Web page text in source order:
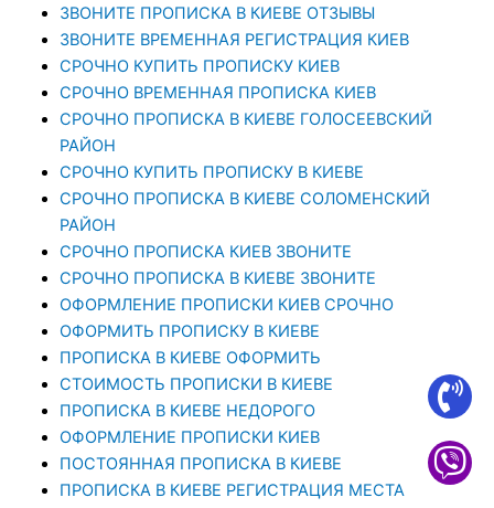
ЗВОНИТЕ ПРОПИСКА В КИЕВЕ ОТЗЫВЫ
ЗВОНИТЕ ВРЕМЕННАЯ РЕГИСТРАЦИЯ КИЕВ
СРОЧНО КУПИТЬ ПРОПИСКУ КИЕВ
СРОЧНО ВРЕМЕННАЯ ПРОПИСКА КИЕВ
СРОЧНО ПРОПИСКА В КИЕВЕ ГОЛОСЕЕВСКИЙ
РАЙОН
СРОЧНО КУПИТЬ ПРОПИСКУ В КИЕВЕ
CРОЧНО ПРОПИСКА В КИЕВЕ СОЛОМЕНСКИЙ
РАЙОН
СРОЧНО ПРОПИСКА КИЕВ ЗВОНИТЕ
СРОЧНО ПРОПИСКА В КИЕВЕ ЗВОНИТЕ
ОФОРМЛЕНИЕ ПРОПИСКИ КИЕВ СРОЧНО
ОФОРМИТЬ ПРОПИСКУ В КИЕВЕ
ПРОПИСКА В КИЕВЕ ОФОРМИТЬ
СТОИМОСТЬ ПРОПИСКИ В КИЕВЕ
ПРОПИСКА В КИЕВЕ НЕДОРОГО
ОФОРМЛЕНИЕ ПРОПИСКИ КИЕВ
ПОСТОЯННАЯ ПРОПИСКА В КИЕВЕ
ПРОПИСКА В КИЕВЕ РЕГИСТРАЦИЯ МЕСТА